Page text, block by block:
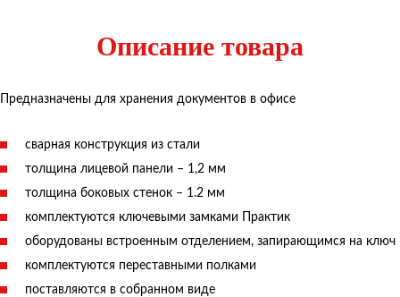
Описание товара
Предназначены для хранения документов в офисе
сварная конструкция из стали
толщина лицевой панели – 1,2 мм
толщина боковых стенок – 1.2 мм
комплектуются ключевыми замками Практик
оборудованы встроенным отделением, запирающимся на ключ
комплектуются переставными полками
поставляются в собранном виде